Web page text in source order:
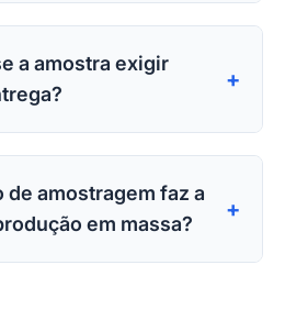
a amostra exigir
+
de amostragem faz a
em massa?
+